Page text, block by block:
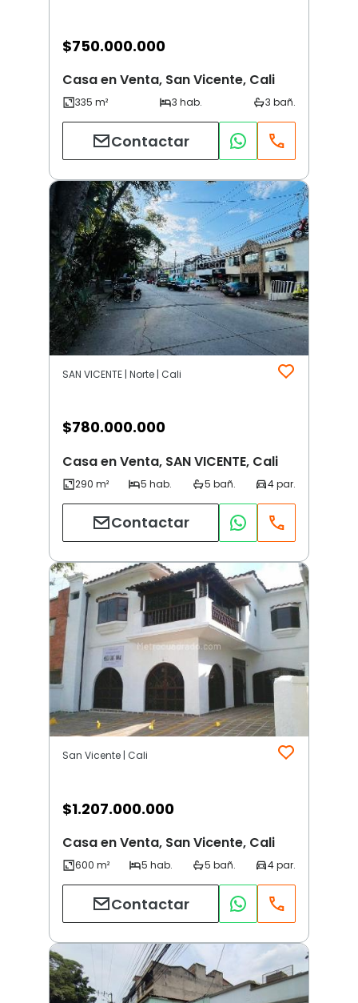
$750.000.000
Casa en Venta, San Vicente, Cali
Contactar
SAN VICENTE | Norte | Cali
$780.000.000
Casa en Venta, SAN VICENTE, Cali
Contactar
San Vicente | Cali
$1.207.000.000
Casa en Venta, San Vicente, Cali
Contactar